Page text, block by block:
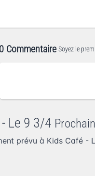
0 Commentaire Soyez le
Le 9 3/4
prévu à Kids Café -